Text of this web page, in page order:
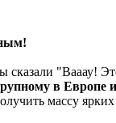
сказали "Вааау!
в Европе
массу